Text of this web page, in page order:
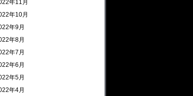
年11月
年10月
年9月
年8月
年7月
年6月
年5月
年4月